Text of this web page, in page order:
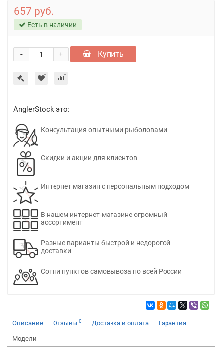
657 руб.
Есть в наличии
+
- Купить
AnglerStock это:
Консультация опытными рыболовами
Скидки и акции для клиентов
Интернет магазин с персональным подходом
В нашем интернет-магазине огромный
ассортимент
Разные варианты быстрой и недорогой
доставки
Сотни пунктов самовывоза по всей России
Описание Отзывы 0 Доставка и оплата Гарантия
Модели